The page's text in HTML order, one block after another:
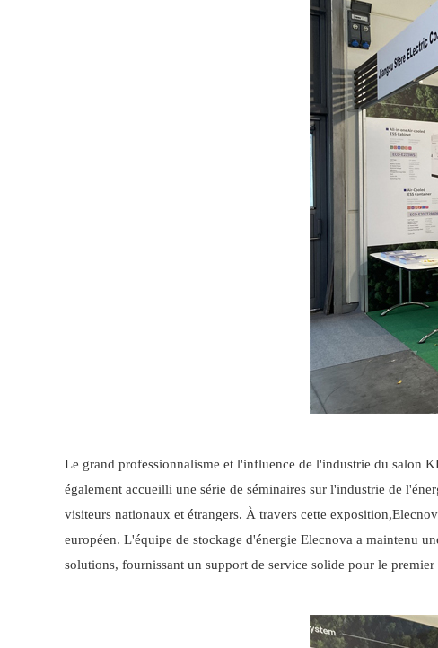
Le grand professionnalisme et l'influence de l'industrie du salon
également accueilli une série de séminaires sur l'industrie de
visiteurs nationaux et étrangers. À travers cette exposition,
européen. L'équipe de stockage d'énergie Elecnova a maintenu
solutions, fournissant un support de service solide pour le